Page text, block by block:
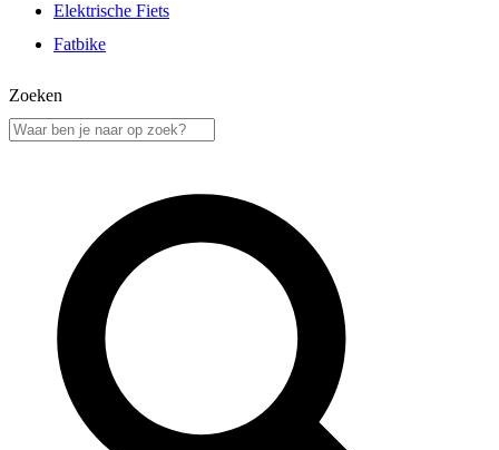
Elektrische Fiets
Fatbike
Zoeken